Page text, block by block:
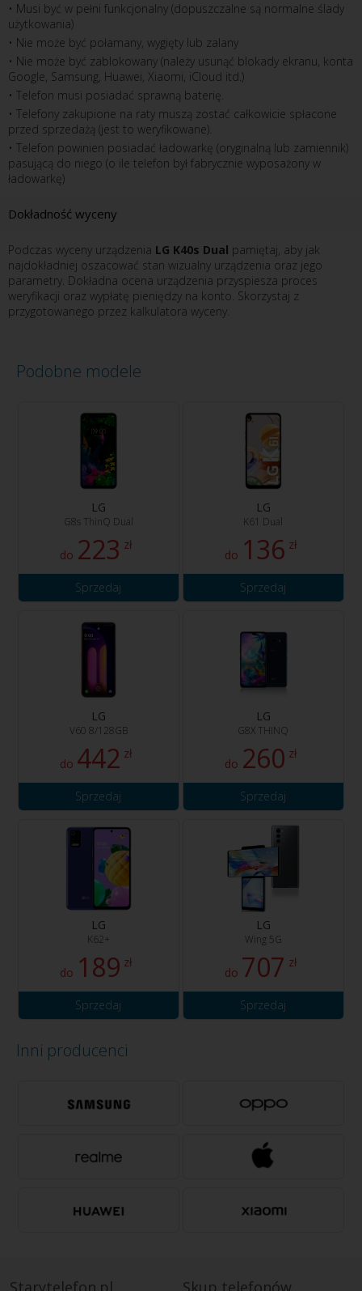
• Musi być w pełni funkcjonalny (dopuszczalne są normalne ślady
użytkowania)
• Nie może być połamany, wygięty lub zalany
• Nie może być zablokowany (należy usunąć blokady ekranu, konta
Google, Samsung, Huawei, Xiaomi, iCloud itd.)
• Telefon musi posiadać sprawną baterię.
• Telefony zakupione na raty muszą zostać całkowicie spłacone
przed sprzedażą (jest to weryfikowane).
• Telefon powinien posiadać ładowarkę (oryginalną lub zamiennik)
pasującą do niego (o ile telefon był fabrycznie wyposażony w
ładowarkę)
Dokładność wyceny
Podczas wyceny urządzenia LG K40s Dual pamiętaj, aby jak
najdokładniej oszacować stan wizualny urządzenia oraz jego
parametry. Dokładna ocena urządzenia przyspiesza proces
weryfikacji oraz wypłatę pieniędzy na konto. Skorzystaj z
przygotowanego przez kalkulatora wyceny.
Podobne modele
LG
G8s ThinQ Dual
do 223 zł
Sprzedaj
LG
K61 Dual
do 136 zł
Sprzedaj
LG
V60 8/128GB
do 442 zł
Sprzedaj
LG
G8X THINQ
do 260 zł
Sprzedaj
LG
K62+
do 189 zł
Sprzedaj
LG
Wing 5G
do 707 zł
Sprzedaj
Inni producenci
Starytelefon.pl Skup telefonów